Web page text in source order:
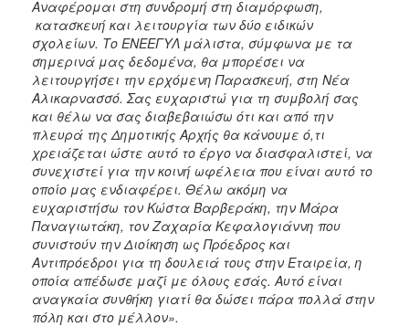
Αναφέρομαι στη συνδρομή στη διαμόρφωση,
κατασκευή και λειτουργία των δύο ειδικών
σχολείων. Το ΕΝΕΕΓΥΛ μάλιστα, σύμφωνα με τα
σημερινά μας δεδομένα, θα μπορέσει να
λειτουργήσει την ερχόμενη Παρασκευή, στη Νέα
Αλικαρνασσό. Σας ευχαριστώ για τη συμβολή σας
και θέλω να σας διαβεβαιώσω ότι και από την
πλευρά της Δημοτικής Αρχής θα κάνουμε ό,τι
χρειάζεται ώστε αυτό το έργο να διασφαλιστεί, να
συνεχιστεί για την κοινή ωφέλεια που είναι αυτό το
οποίο μας ενδιαφέρει. Θέλω ακόμη να
ευχαριστήσω τον Κώστα Βαρβεράκη, την Μάρα
Παναγιωτάκη, τον Ζαχαρία Κεφαλογιάννη που
συνιστούν την Διοίκηση ως Πρόεδρος και
Αντιπρόεδροι για τη δουλειά τους στην Εταιρεία, η
οποία απέδωσε μαζί με όλους εσάς. Αυτό είναι
αναγκαία συνθήκη γιατί θα δώσει πάρα πολλά στην
πόλη και στο μέλλον».